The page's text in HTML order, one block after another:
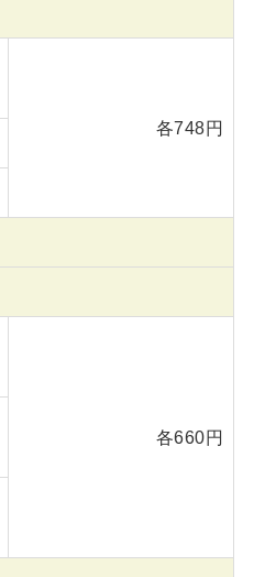
各748円
各660円